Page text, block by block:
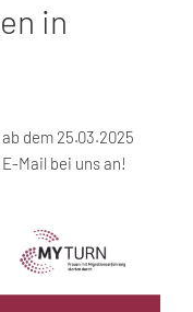
in
dem 25.03.2025
Mail bei uns an!